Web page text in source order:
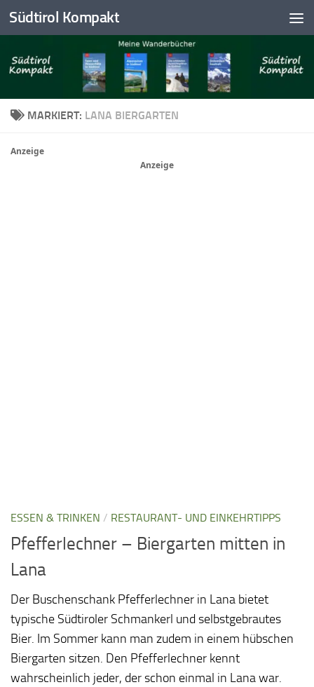
Skip to content
Südtirol Kompakt
MARKIERT: LANA BIERGARTEN
Anzeige
Anzeige
ESSEN & TRINKEN / RESTAURANT- UND EINKEHRTIPPS
Pfefferlechner – Biergarten mitten in
Lana
Der Buschenschank Pfefferlechner in Lana bietet
typische Südtiroler Schmankerl und selbstgebrautes
Bier. Im Sommer kann man zudem in einem hübschen
Biergarten sitzen. Den Pfefferlechner kennt
wahrscheinlich jeder, der schon einmal in Lana war.